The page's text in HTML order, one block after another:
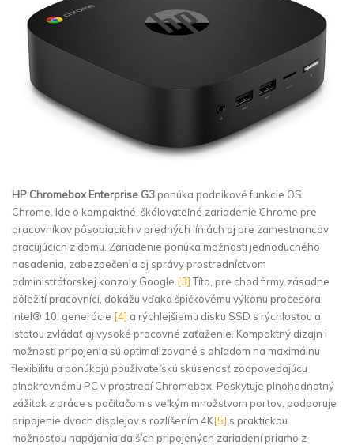
HP Chromebox Enterprise G3ponúka podnikové funkcie OS
Chrome. Ide o kompaktné, škálovateľné zariadenie Chrome pre
pracovníkov pôsobiacich v predných líniách aj pre zamestnancov
pracujúcich z domu. Zariadenie ponúka možnosti jednoduchého
nasadenia, zabezpečenia aj správy prostredníctvom
administrátorskej konzoly Google.[3]Títo, pre chod firmy zásadne
dôležití pracovníci, dokážu vďaka špičkovému výkonu procesora
Intel® 10. generácie [4] a rýchlejšiemu disku SSD s rýchlosťou a
istotou zvládať aj vysoké pracovné zaťaženie. Kompaktný dizajn i
možnosti pripojenia sú optimalizované s ohľadom na maximálnu
flexibilitu a ponúkajú používateľskú skúsenosť zodpovedajúcu
plnokrevnému PC v prostredí Chromebox. Poskytuje plnohodnotný
zážitok z práce s počítačom s veľkým množstvom portov, podporuje
pripojenie dvoch displejov s rozlíšením 4K[5] s praktickou
možnosťou napájania ďalších pripojených zariadení priamo z